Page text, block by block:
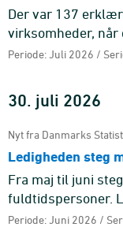
Der var 137
virksomheder,
sæsonudsving,
Periode: Juli 2026 /
30. juli 2026
Nyt fra Danmarks
Ledigheden steg
Fra maj til juni
fuldtidspersoner.
uændret med 3,1
Periode: Juni 2026 /